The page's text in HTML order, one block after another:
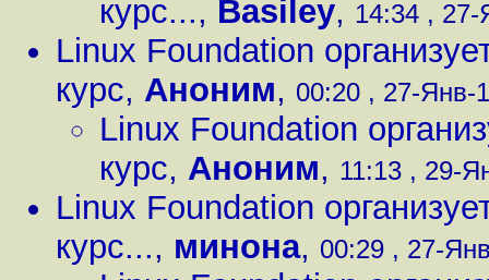
курс..., Basiley, 14:34 ,
Linux Foundation
курс, Аноним, 00:20 , 27-Янв-
Linux Foundation
курс, Аноним, 11:13 , 29-
Linux Foundation
курс..., минона, 00:29 , 27-